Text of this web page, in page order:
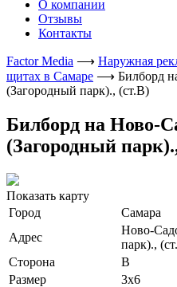
О компании
Отзывы
Контакты
Factor Media ⟶ Наружная
щитах в Самаре ⟶ Билборд
(Загородный парк)., (ст.В)
Билборд на Ново-
(Загородный
Показать карту
Город
Самара
Адрес
Ново-
парк).,
Сторона
В
Размер
3х6